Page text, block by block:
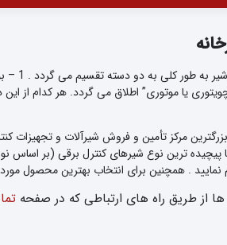
یا موتوری” اطلاق می گردد. هر کدام از
مرکز تأمین و فروش شیرآلات و تجهیزات
ترین نوع شیرهای کنترل برقی (بر
نمایید . همچنین برای انتخاب بهترین محصول
از طریق راه های ارتباطی که در صفحه